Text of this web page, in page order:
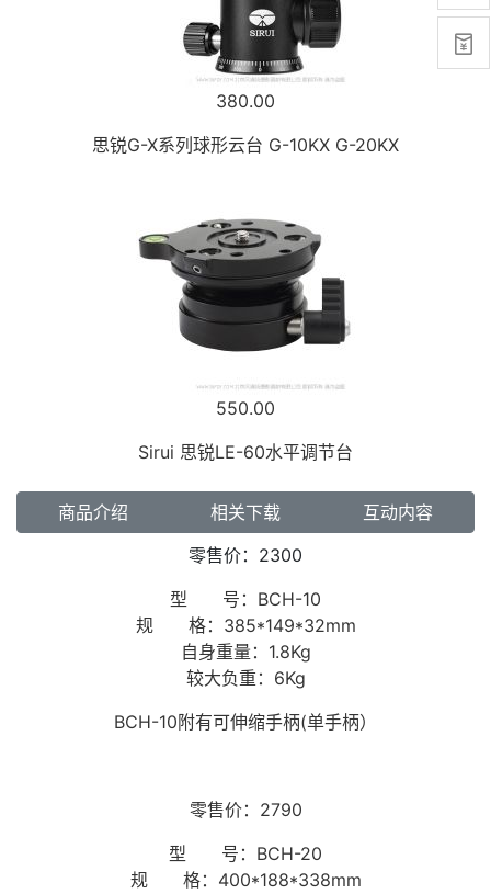

380.00
思锐G-X系列球形云台 G-10KX G-20KX
550.00
Sirui 思锐LE-60水平调节台
商品介绍 相关下载
互动内容
零售价：2300
型 号：BCH-10
规 格：385*149*32mm
自身重量：1.8Kg
较大负重：6Kg
BCH-10附有可伸缩手柄(单手柄）
零售价：2790
型 号：BCH-20
规 格：400*188*338mm